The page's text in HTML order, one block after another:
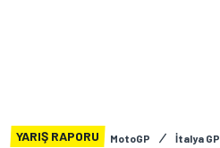
YARIŞ RAPORU MotoGP İtalya GP